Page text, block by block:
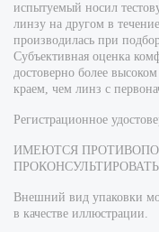
испытуемый носил
линзу на другом в
производилась при
Субъективная оценка
достоверно более
краем, чем линз с
Регистрационное
ИМЕЮТСЯ
Внешний вид упаковки
в качестве иллюстрации.